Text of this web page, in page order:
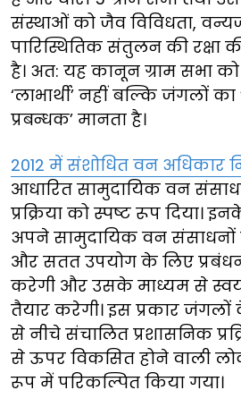
संस्थाओं को जैव विविधता,
पारिस्थितिक संतुलन की रक्षा
है। अत: यह कानून ग्राम सभा
‘लाभार्थी’ नहीं बल्कि जंगलों
प्रबन्धक’ मानता है।
2012 में संशोधित वन अधिकार
आधारित सामुदायिक वन
प्रक्रिया को स्पष्ट रूप दिया।
अपने सामुदायिक वन संसाधनों
और सतत उपयोग के लिए
करेगी और उसके माध्यम से स्वयं
तैयार करेगी। इस प्रकार
से नीचे संचालित प्रशासनिक
से ऊपर विकसित होने वाली
रूप में परिकल्पित किया गया।